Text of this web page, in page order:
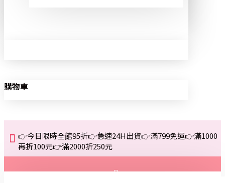
購物車
👉今日限時全館95折👉急速24H出貨👉滿799免運👉滿1000
再折100元👉滿2000折250元